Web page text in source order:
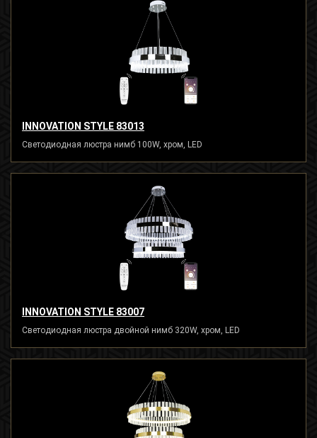
INNOVATION STYLE 83013
Светодиодная люстра нимб 100W, хром, LED
INNOVATION STYLE 83007
Светодиодная люстра двойной нимб 320W, хром, LED